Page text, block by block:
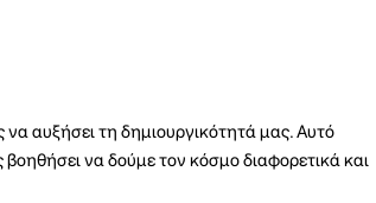
αυξήσει τη δημιουργικότητά μας. Αυτό
να δούμε τον κόσμο διαφορετικά και